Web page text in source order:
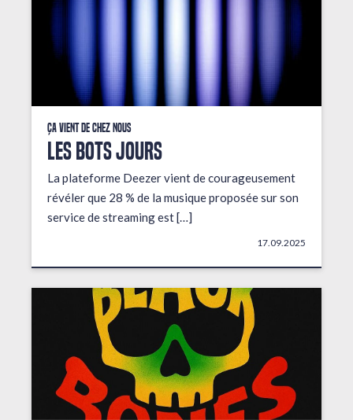
Ça vient de chez nous
LES BOTS JOURS
La plateforme Deezer vient de courageusement
révéler que 28 % de la musique proposée sur son
service de streaming est […]
17.09.2025